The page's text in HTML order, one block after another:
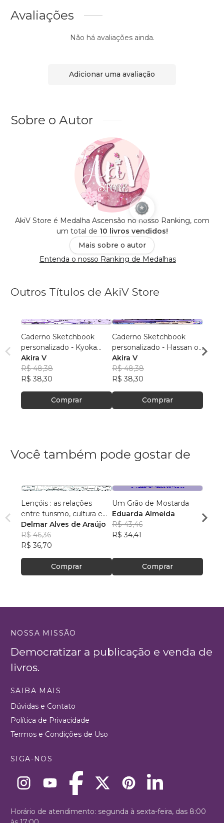
Avaliações
Não há avaliações ainda.
Adicionar uma avaliação
Sobre o Autor
AkiV Store é Medalha Ascensão no nosso Ranking, com
um total de 10 livros vendidos!
Mais sobre o autor
Entenda o nosso Ranking de Medalhas
Outros Títulos de AkiV Store
Caderno Sketchbook
personalizado - Kyoka
Jirou 1 (pequeno) - Folha
branca
Akira V
R$ 48,38
R$ 38,30
Comprar
Caderno Sketchbook
personalizado - Hassan of
Serenity IDOL 1
(pequeno) - Folha branca
Akira V
R$ 48,38
R$ 38,30
Comprar
Gray
Akira
Você também pode gostar de
Lençóis : as relações
entre turismo, cultura e
ambiente
Delmar Alves de Araújo
R$ 46,36
R$ 36,70
Comprar
Um Grão de Mostarda
Eduarda Almeida
R$ 43,46
R$ 34,41
Comprar
Aulas
NOSSA MISSÃO
Democratizar a publicação e venda de
livros.
SAIBA MAIS
Dúvidas e Contato
Política de Privacidade
Termos e Condições de Uso
SIGA-NOS
Horário de atendimento: segunda à sexta-feira, das 8:00